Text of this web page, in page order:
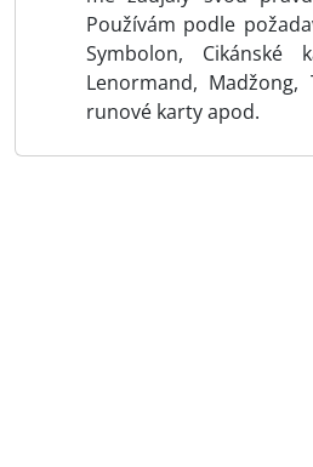
Používám podle
Symbolon, Cikánské
Lenormand,
runové karty apod.